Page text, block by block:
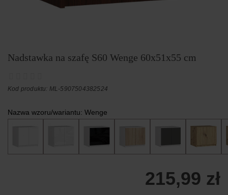
Nadstawka na szafę S60 Wenge 60x51x55 cm
Kod produktu: ML-5907504382524
Nazwa wzoru/wariantu: Wenge
215,99 zł